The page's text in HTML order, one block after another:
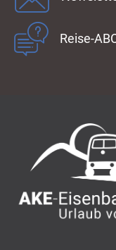
Reise-